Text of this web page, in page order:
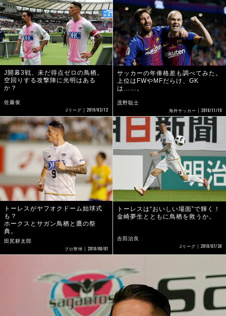
J開幕3戦、未だ得点ゼロの鳥栖。
空回りする攻撃陣に光明はある
か？
佐藤俊
Jリーグ 2019/03/12
サッカーの年俸格差も調べてみた。
上位はFWやMFだらけ、GK
は……。
茂野聡士
海外サッカー 2018/11/19
トーレスがヤフオクドーム始球式
も？
ホークスとサガン鳥栖と鷹の祭
典。
田尻耕太郎
プロ野球 2018/08/01
トーレスは“おいしい場面”で輝く！
金崎夢生とともに鳥栖を救うか。
吉田治良
Jリーグ 2018/07/30